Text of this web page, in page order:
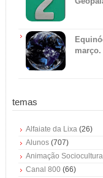
março.
temas
Alfaiate da Lixa (26)
Alunos (707)
Animação Sociocultural
Canal 800 (66)